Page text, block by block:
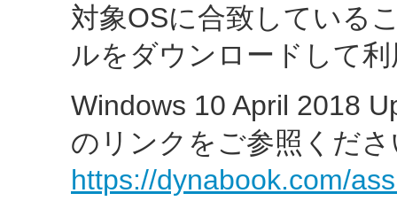
対象OSに合致している
ルをダウンロードして
Windows 10 April 2018
のリンクをご参照くだ
https://dynabook.com/